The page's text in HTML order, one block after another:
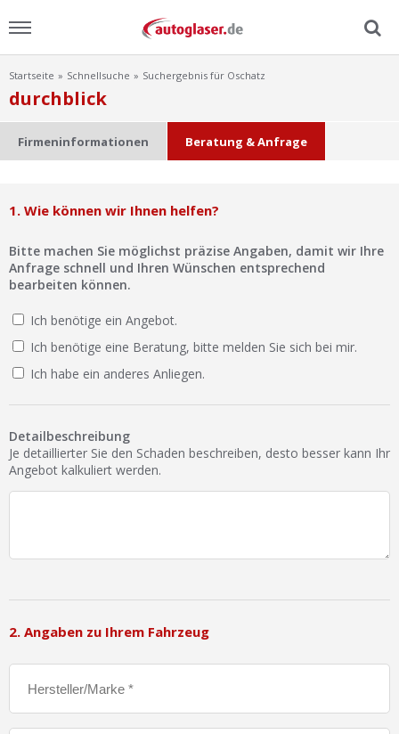
Menu
Home
Ratgeber
Scheibensuche
FAQ
Lexikon
Ist Ihre Werkstatt schon dabei?
Werkstatt Login
Startseite Schnellsuche Suchergebnis für Oschatz
durchblick
Firmeninformationen Beratung & Anfrage
1. Wie können wir Ihnen helfen?
Bitte machen Sie möglichst präzise Angaben, damit wir Ihre
Anfrage schnell und Ihren Wünschen entsprechend
bearbeiten können.
Ich benötige ein Angebot.
Ich benötige eine Beratung, bitte melden Sie sich bei mir.
Ich habe ein anderes Anliegen.
Detailbeschreibung
Je detaillierter Sie den Schaden beschreiben, desto besser kann Ihr
Angebot kalkuliert werden.
2. Angaben zu Ihrem Fahrzeug